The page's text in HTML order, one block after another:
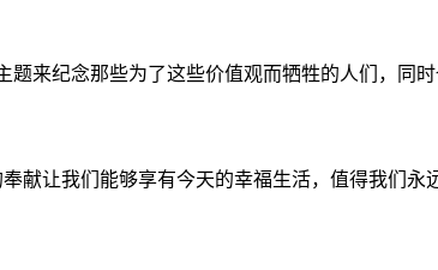
来纪念那些为了这些价值观而牺牲的人们，同时
献让我们能够享有今天的幸福生活，值得我们永